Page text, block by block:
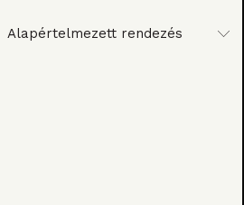
Alapértelmezett rendezés